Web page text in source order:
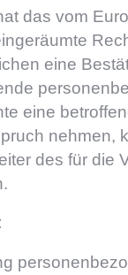
das vom
eine
eine
nehmen,
des für die